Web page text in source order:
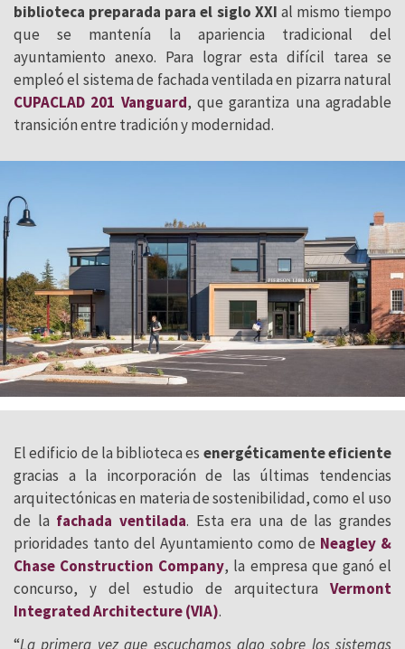
biblioteca preparada para el siglo XXI al mismo tiempo
que se mantenía la apariencia tradicional del
ayuntamiento anexo. Para lograr esta difícil tarea se
empleó el sistema de fachada ventilada en pizarra natural
CUPACLAD 201 Vanguard, que garantiza una agradable
transición entre tradición y modernidad.
El edificio de la biblioteca es energéticamente eficiente
gracias a la incorporación de las últimas tendencias
arquitectónicas en materia de sostenibilidad, como el uso
de la fachada ventilada. Esta era una de las grandes
prioridades tanto del Ayuntamiento como de Neagley &
Chase Construction Company, la empresa que ganó el
concurso, y del estudio de arquitectura Vermont
Integrated Architecture (VIA).
“La primera vez que escuchamos algo sobre los sistemas